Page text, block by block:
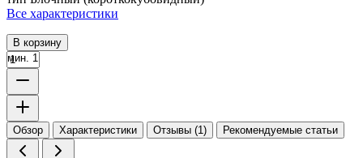
Все характеристики
В корзину
мин. 1
Обзор Характеристики Отзывы (1) Рекомендуемые статьи